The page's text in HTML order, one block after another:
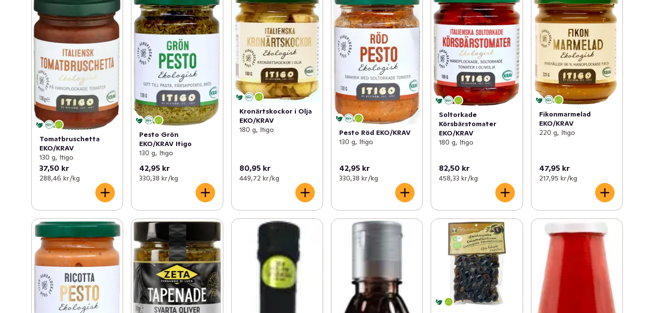
Tomatbruschetta
EKO/KRAV
130 g, Itigo
37,50 kr
288,46 kr /kg
Pesto Grön
EKO/KRAV Itigo
130 g, Itigo
42,95 kr
330,38 kr /kg
Kronärtskockor i Olja
EKO/KRAV
180 g, Itigo
80,95 kr
449,72 kr /kg
Pesto Röd EKO/KRAV
130 g, Itigo
42,95 kr
330,38 kr /kg
Soltorkade
Körsbärstomater
EKO/KRAV
180 g, Itigo
82,50 kr
458,33 kr /kg
Fikonmarmelad
EKO/KRAV
220 g, Itigo
47,95 kr
217,95 kr /kg